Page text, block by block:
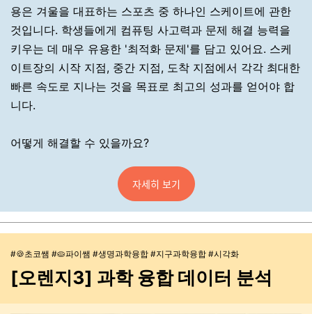
용은 겨울을 대표하는 스포츠 중 하나인 스케이트에 관한
것입니다. 학생들에게 컴퓨팅 사고력과 문제 해결 능력을
키우는 데 매우 유용한 '최적화 문제'를 담고 있어요. 스케
이트장의 시작 지점, 중간 지점, 도착 지점에서 각각 최대한
빠른 속도로 지나는 것을 목표로 최고의 성과를 얻어야 합
니다.
어떻게 해결할 수 있을까요?
자세히 보기
#🍪초코쌤 #🥧파이쌤 #생명과학융합 #지구과학융합 #시각화
[오렌지3] 과학 융합 데이터 분석